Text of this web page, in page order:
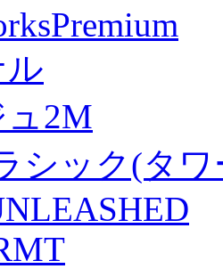
ル
ュ2M
シック(タ